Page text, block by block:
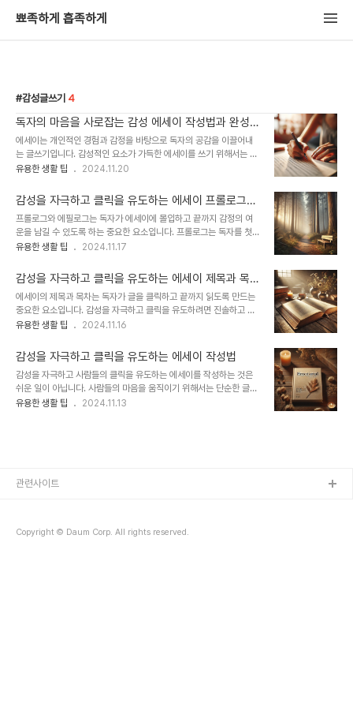
뾰족하게 흡족하게
감성글쓰기 4
독자의 마음을 사로잡는 감성 에세이 작성법과 완성하
기
에세이는 개인적인 경험과 감정을 바탕으로 독자의 공감을 이끌어내
는 글쓰기입니다. 감성적인 요소가 가득한 에세이를 쓰기 위해서는 독
자의 시선을 끌고, 마음 깊은 곳까지 울림을 주는 글이 필요합니다. 이
로 소통할 수 있는 글을 만들어야 합니다. 에세이의 탈고 과정은 메시
지와 감정을 더욱 선명하게 전하기 위해 중요한 단계입니다. 이 과정에
서는 독자의 마음을 움직이는 한 문장이 하루를 바꾸고, 공감을 자아내
는 한 줄이 독자의 가슴에 깊은 인상을 남길 수 있습니다. 에세이를 완
성하는 탈고 과정은 초안의 감정을 잃지 않으면서도 글의 완성도를 높
구조적인 측면을 정교하게 다듬는 과정이..
유용한 생활 팁 2024.11.20
감성을 자극하고 클릭을 유도하는 에세이 프롤로그와
에필로그 적는 노하우
프롤로그와 에필로그는 독자가 에세이에 몰입하고 끝까지 감정의 여
운을 남길 수 있도록 하는 중요한 요소입니다. 프롤로그는 독자를 첫
문장에서 사로잡아야 하며, 에필로그는 글을 마무리하며 독자에게 깊
깊이 몰입할 수 있고, 공감과 감동을 더 오랫동안 기억하게 됩니다. 다
음은 감성을 자극하고 클릭을 유도하는 프롤로그와 에필로그를 작성
하는 데 필요한 몇 가지 노하우입니다. 1. 프롤로그 작성 노하우강렬한
첫 문장으로 독자의 주의를 끌기프롤로그의 첫 문장은 독자의 시선을
사로잡는 데 가장 중요한 역할을 합니다. 독자가 흥미를 느낄 수 있는
들어, "그날, 그의 마지막 인사를 들..
유용한 생활 팁 2024.11.17
감성을 자극하고 클릭을 유도하는 에세이 제목과 목차
정하기
에세이의 제목과 목차는 독자가 글을 클릭하고 끝까지 읽도록 만드는
중요한 요소입니다. 감성을 자극하고 클릭을 유도하려면 진솔하고 감
동적인 이야기를 예고하는 제목과, 독자의 감정적 몰입을 이끌어낼 수
차를 예시로 제시하고, 어떻게 구성할 수 있는지 구체적으로 설명합니
다. 에세이 제목 예시"그날의 비가 내게 남긴 추억들""너를 떠올릴 때
마다, 그 길 위에서""끝내 하지 못한 말이 가슴에 남을 때""우연히 마
주친 그날의 우리""기억 속에 남은 마지막 인사""다시 돌아오지 않을
그 순간""작은 행복이 모여 만든 하루""이별의 시간, 그리고 다시 시
유용한 생활 팁 2024.11.16
감성을 자극하고 클릭을 유도하는 에세이 작성법
감성을 자극하고 사람들의 클릭을 유도하는 에세이를 작성하는 것은
쉬운 일이 아닙니다. 사람들의 마음을 움직이기 위해서는 단순한 글을
넘어 진심이 느껴지고 공감을 불러일으킬 수 있어야 합니다. 특히 에세
그 글은 성공한 것입니다. 이제 클릭을 유도하는 감성 에세이를 쓰는
유용한 생활 팁 2024.11.13
Copyright © Daum Corp. All rights reserved.
관련사이트